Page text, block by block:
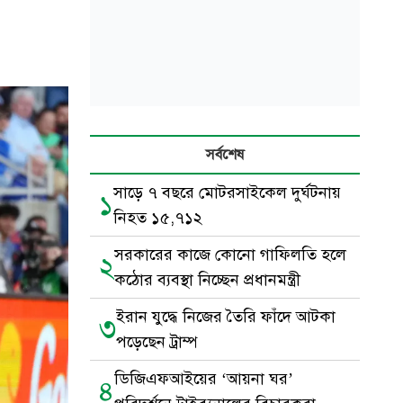
সর্বশেষ
১সাড়ে ৭ বছরে মোটরসাইকেল দুর্ঘটনায়
নিহত ১৫,৭১২
২সরকারের কাজে কোনো গাফিলতি হলে
কঠোর ব্যবস্থা নিচ্ছেন প্রধানমন্ত্রী
৩ইরান যুদ্ধে নিজের তৈরি ফাঁদে আটকা
পড়েছেন ট্রাম্প
৪ডিজিএফআইয়ের ‘আয়না ঘর’